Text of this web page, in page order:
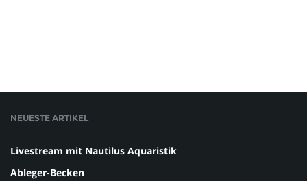
NEUESTE ARTIKEL
Livestream mit Nautilus Aquaristik
Ableger-Becken